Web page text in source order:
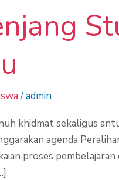
/admin
khidmat sekaligus
agenda
proses